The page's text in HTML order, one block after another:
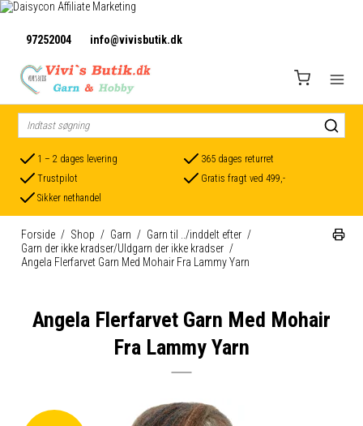
97252004 info@vivisbutik.dk
1 – 2 dages levering
365 dages returret
Trustpilot
Gratis fragt ved 499,-
Sikker nethandel
Forside / Shop / Garn / Garn til ../inddelt efter /
Garn der ikke kradser/Uldgarn der ikke kradser /
Angela Flerfarvet Garn Med Mohair Fra Lammy Yarn
Angela Flerfarvet Garn Med Mohair
Fra Lammy Yarn